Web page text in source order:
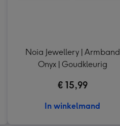
Noia Jewellery | Armband
Onyx | Goudkleurig
€ 15,99
In winkelmand